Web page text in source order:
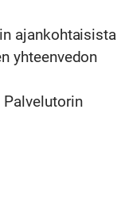
ajankohtaisista
yhteenvedon